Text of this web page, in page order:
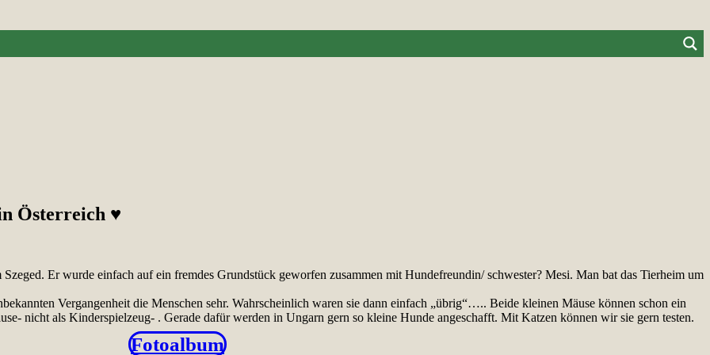
Österreich ♥
Er wurde einfach auf ein fremdes Grundstück geworfen zusammen mit Hundefreundin/ schwester? Mesi. Man bat das Tierheim um
Vergangenheit die Menschen sehr. Wahrscheinlich waren sie dann einfach „übrig“….. Beide kleinen Mäuse können schon ein
nicht als Kinderspielzeug- . Gerade dafür werden in Ungarn gern so kleine Hunde angeschafft. Mit Katzen können wir sie gern testen.
Fotoalbum